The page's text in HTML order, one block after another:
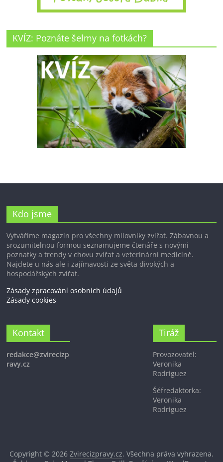
KVÍZ: Poznáte šelmy na fotkách?
Kdo jsme
Vytváříme magazín pro všechny milovníky zvířat. Zábavnou a
srozumitelnou formou seznamujeme čtenáře s novými
poznatky a trendy v chovu zvířat a veterinární medicíně.
Najdete u nás ale i zajímavosti ze světa divokých a
hospodářských zvířat.
Zásady zpracování osobních údajů
Zásady cookies
Kontakt
redakce@zvirecizp
ravy.cz
Tiráž
Provozovatel:
Veronika
Rodriguez
Šéfredaktorka:
Veronika
Rodriguez
Copyright © 2026 Zvirecizpravy.cz. Všechna práva vyhrazena.